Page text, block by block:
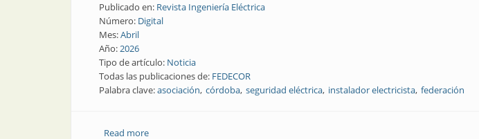
Publicado en: Revista Ingeniería Eléctrica
Número: Digital
Mes:Abril
Año:2026
Tipo de artículo: Noticia
Todas las publicaciones de: FEDECOR
Palabra clave:asociación córdoba seguridad eléctrica instalador electricista federación
Read moreabout Nuevas autoridades en Córdoba